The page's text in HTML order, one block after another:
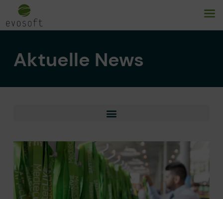
Aktuelle News